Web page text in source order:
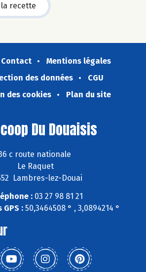
recette
Contact
Mentions légales
des données
CGU
des cookies
Plan du site
Du Douaisis
c route nationale
Le Raquet
Lambres-lez-Douai
:03 27 98 81 21
: 50,3464508 ° , 3,0894214 °